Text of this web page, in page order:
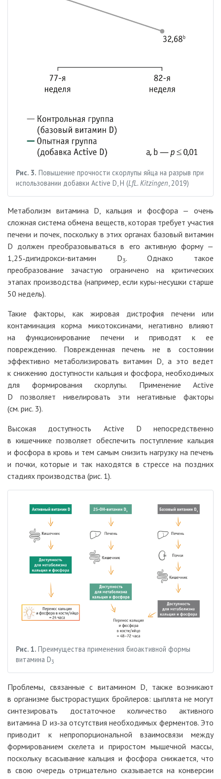
Рис. 3. Повышение прочности скорлупы яйца на разрыв при
использовании добавки Active D, Н (LfL. Kitzingen , 2019)
Метаболизм витамина D, кальция и фосфора — очень
сложная система обмена веществ, которая требует участия
печени и почек, поскольку в этих органах базовый витамин
D должен преобразовываться в его активную форму —
1,25‑дигидрокси-витамин D3. Однако такое
преобразование зачастую ограничено на критических
этапах производства (например, если куры-несушки старше
50 недель).
Такие факторы, как жировая дистрофия печени или
контаминация корма микотоксинами, негативно влияют
на функционирование печени и приводят к ее
повреждению. Поврежденная печень не в состоянии
эффективно метаболизировать витамин D, а это ведет
к снижению доступности кальция и фосфора, необходимых
для формирования скорлупы. Применение Active
D позволяет нивелировать эти негативные факторы
(см. рис. 3).
Высокая доступность Active D непосредственно
в кишечнике позволяет обеспечить поступление кальция
и фосфора в кровь и тем самым снизить нагрузку на печень
и почки, которые и так находятся в стрессе на поздних
стадиях производства (рис. 1).
Рис. 1. Преимущества применения биоактивной формы
витамина D3
Проблемы, связанные с витамином D, также возникают
в организме быстрорастущих бройлеров: цыплята не могут
синтезировать достаточное количество активного
витамина D из‑за отсутствия необходимых ферментов. Это
приводит к непропорциональной взаимосвязи между
формированием скелета и приростом мышечной массы,
поскольку всасывание кальция и фосфора снижается, что
в свою очередь отрицательно сказывается на конверсии